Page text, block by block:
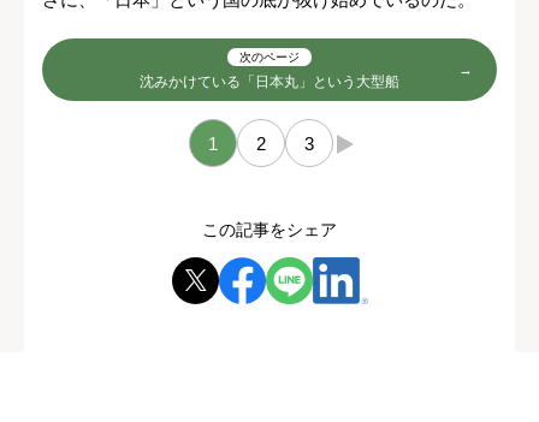
次のページ
沈みかけている「日本丸」という大型船
1 2 3 →
この記事をシェア